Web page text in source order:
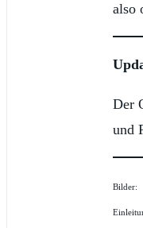
also
Der
und
Bilder: